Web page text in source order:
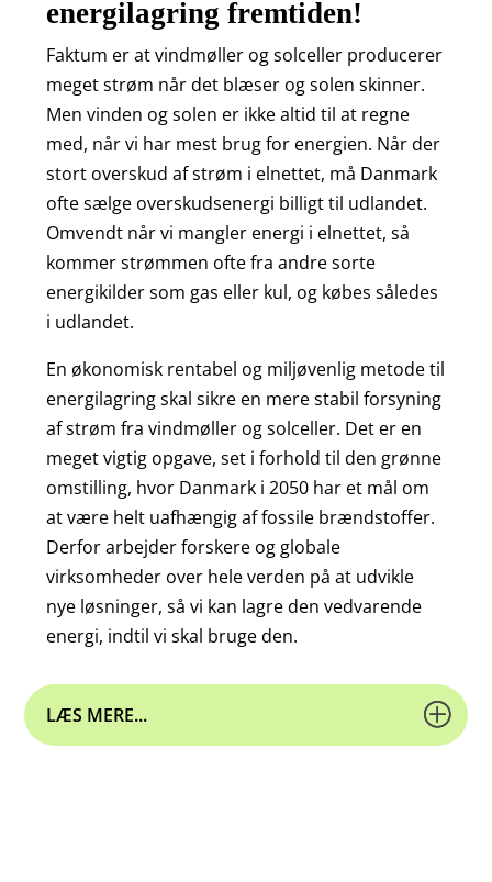
energilagring fremtiden!
Faktum er at vindmøller og solceller producerer
meget strøm når det blæser og solen skinner.
Men vinden og solen er ikke altid til at regne
med, når vi har mest brug for energien. Når der
stort overskud af strøm i elnettet, må Danmark
ofte sælge overskudsenergi billigt til udlandet.
Omvendt når vi mangler energi i elnettet, så
kommer strømmen ofte fra andre sorte
energikilder som gas eller kul, og købes således
i udlandet.
En økonomisk rentabel og miljøvenlig metode til
energilagring skal sikre en mere stabil forsyning
af strøm fra vindmøller og solceller. Det er en
meget vigtig opgave, set i forhold til den grønne
omstilling, hvor Danmark i 2050 har et mål om
at være helt uafhængig af fossile brændstoffer.
Derfor arbejder forskere og globale
virksomheder over hele verden på at udvikle
nye løsninger, så vi kan lagre den vedvarende
energi, indtil vi skal bruge den.
LÆS MERE...